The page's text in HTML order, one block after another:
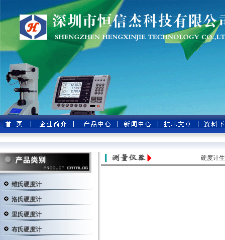
维氏硬度计
洛氏硬度计
里氏硬度计
布氏硬度计
硬度计